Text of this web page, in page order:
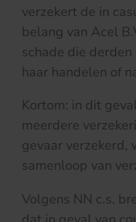
verzekert de in
belang van Acel
schade die
haar handelen of
Kortom: in dit
meerdere
gevaar verzekerd,
samenloop van
Volgens NN c.s.